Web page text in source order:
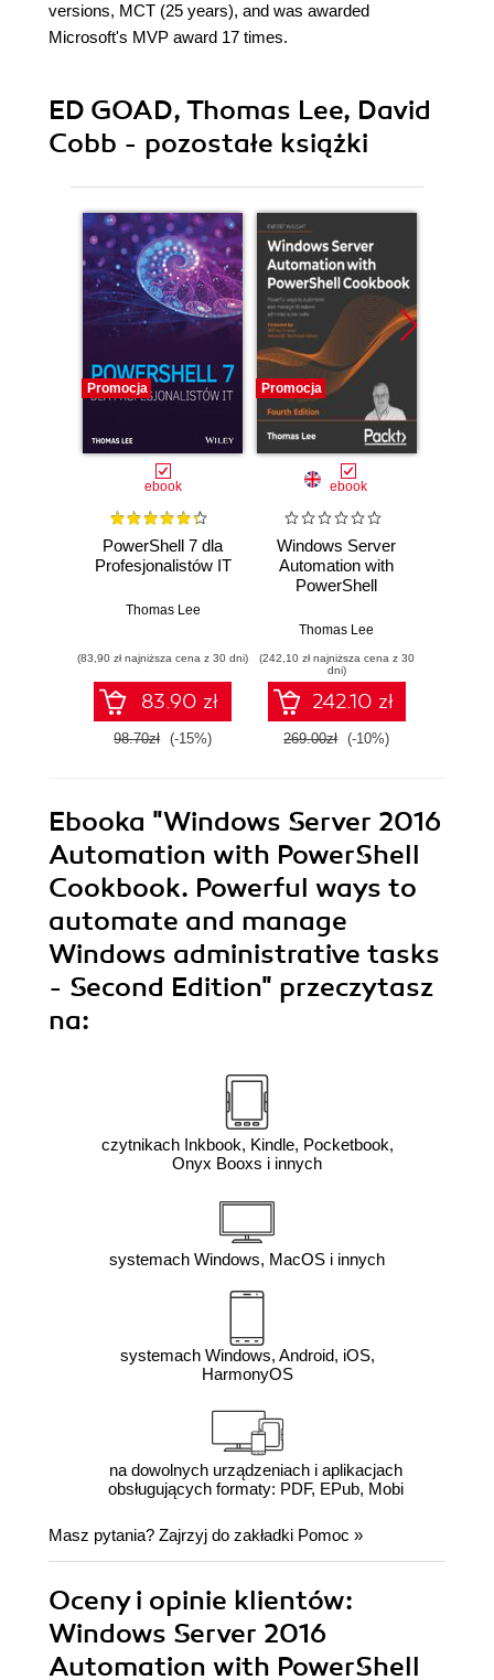
versions, MCT (25 years), and was awarded
Microsoft's MVP award 17 times.
ED GOAD, Thomas Lee, David
Cobb - pozostałe książki
Promocja
ebook
PowerShell 7 dla
Profesjonalistów IT
Thomas Lee
(83,90 zł najniższa cena z 30 dni)
83.90 zł
98.70zł (-15%)
Promocja
ebook
Windows Server
Automation with
PowerShell
Powerful ways to
manage Windows
administrative
tasks - Fourth
Edition
Thomas Lee
(242,10 zł najniższa cena z 30
dni)
242.10 zł
269.00zł (-10%)
Ebooka "Windows Server 2016
Automation with PowerShell
Cookbook. Powerful ways to
automate and manage
Windows administrative tasks
- Second Edition" przeczytasz
na:
czytnikach Inkbook, Kindle, Pocketbook,
Onyx Booxs i innych
systemach Windows, MacOS i innych
systemach Windows, Android, iOS,
HarmonyOS
na dowolnych urządzeniach i aplikacjach
obsługujących formaty: PDF, EPub, Mobi
Masz pytania? Zajrzyj do zakładki Pomoc »
Oceny i opinie klientów:
Windows Server 2016
Automation with PowerShell